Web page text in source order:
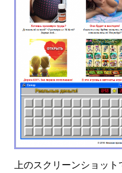
上のスクリーンショッ